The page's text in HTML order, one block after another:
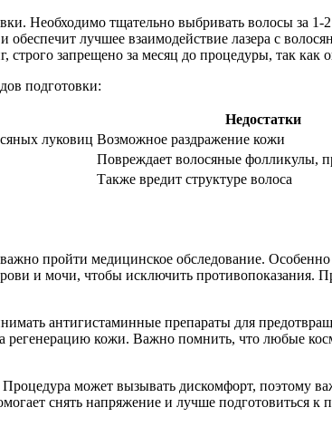
Необходимо тщательно выбривать волосы за 1-
лучшее взаимодействие лазера с
строго запрещено за месяц до процедуры, так
подготовки:
Недостатки
луковиц Возможное раздражение кожи
Повреждает волосяные фолликулы,
Также вредит структуре волоса
пройти медицинское обследование.
и мочи, чтобы исключить противопоказания.
антигистаминные препараты для
регенерацию кожи. Важно помнить, что любые
может вызывать дискомфорт, поэтому
снять напряжение и лучше подготовиться к